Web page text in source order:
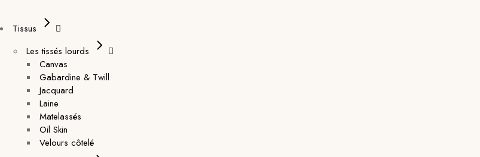
Tissus
Les tissés lourds
Canvas
Gabardine & Twill
Jacquard
Laine
Matelassés
Oil Skin
Velours côtelé